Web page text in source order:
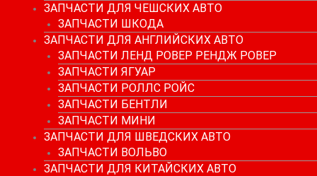
ЗАПЧАСТИ ДЛЯ ЧЕШСКИХ АВТО
ЗАПЧАСТИ ШКОДА
ЗАПЧАСТИ ДЛЯ АНГЛИЙСКИХ АВТО
ЗАПЧАСТИ ЛЕНД РОВЕР РЕНДЖ РОВЕР
ЗАПЧАСТИ ЯГУАР
ЗАПЧАСТИ РОЛЛС РОЙС
ЗАПЧАСТИ БЕНТЛИ
ЗАПЧАСТИ МИНИ
ЗАПЧАСТИ ДЛЯ ШВЕДСКИХ АВТО
ЗАПЧАСТИ ВОЛЬВО
ЗАПЧАСТИ ДЛЯ КИТАЙСКИХ АВТО